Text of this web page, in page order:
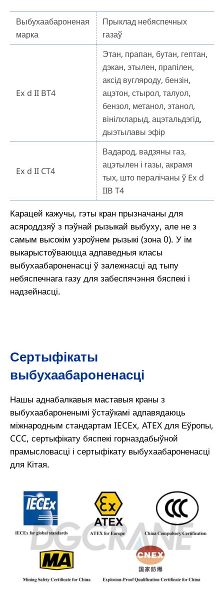
Выбухаабароненая
марка
Прыклад небяспечных
газаў
Ex d II BT4
Этан, прапан, бутан, гептан,
дэкан, этылен, прапілен,
аксід вугляроду, бензін,
ацэтон, стырол, талуол,
бензол, метанол, этанол,
вінілхларыд, ацэтальдэгід,
дыэтылавы эфір
Ex d II CT4
Вадарод, вадзяны газ,
ацэтылен і газы, акрамя
тых, што пералічаны ў Ex d
IIB T4
Карацей кажучы, гэты кран прызначаны для
асяроддзяў з пэўнай рызыкай выбуху, але не з
самым высокім узроўнем рызыкі (зона 0). У ім
выкарыстоўваюцца адпаведныя класы
выбухаабароненасці ў залежнасці ад тыпу
небяспечнага газу для забеспячэння бяспекі і
надзейнасці.
Сертыфікаты
выбухаабароненасці
Нашы аднабалкавыя маставыя краны з
выбухаабароненымі ўстаўкамі адпавядаюць
міжнародным стандартам IECEx, ATEX для Еўропы,
CCC, сертыфікату бяспекі горназдабыўной
прамысловасці і сертыфікату выбухаабароненасці
для Кітая.